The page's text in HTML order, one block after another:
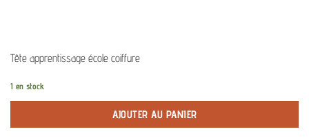
Tête apprentissage école coiffure
1 en stock
AJOUTER AU PANIER